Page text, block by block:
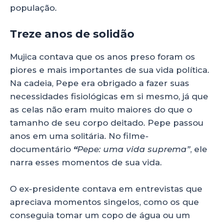
população.
Treze anos de solidão
Mujica contava que os anos preso foram os
piores e mais importantes de sua vida política.
Na cadeia, Pepe era obrigado a fazer suas
necessidades fisiológicas em si mesmo, já que
as celas não eram muito maiores do que o
tamanho de seu corpo deitado. Pepe passou
anos em uma solitária. No filme-
documentário “Pepe: uma vida suprema”, ele
narra esses momentos de sua vida.
O ex-presidente contava em entrevistas que
apreciava momentos singelos, como os que
conseguia tomar um copo de água ou um